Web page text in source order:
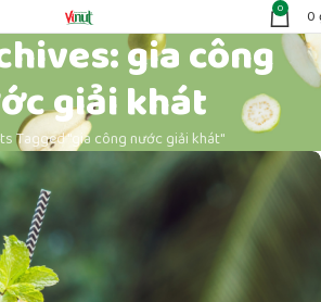
0 0
gia công
giải khát
Tagged "gia công nước giải khát"